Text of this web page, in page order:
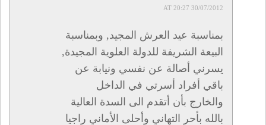
30/07/2012 AT 20:27
بمناسبة عيد العرش المجيد, وبمناسبة
البيعة الشريفة للدولة العلوية المجيدة,
يسرني أصالة عن نفسي ونيابة عن
باقي أفراد أسرتي في الداخل
والخارج بأن أتقدم الى السدة العالية
بالله بأحر التهاني وأحلى الأماني راجيا